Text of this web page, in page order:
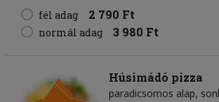
fél adag 2 790 Ft
normál adag 3 980 Ft
Húsimádó pizza
paradicsomos alap